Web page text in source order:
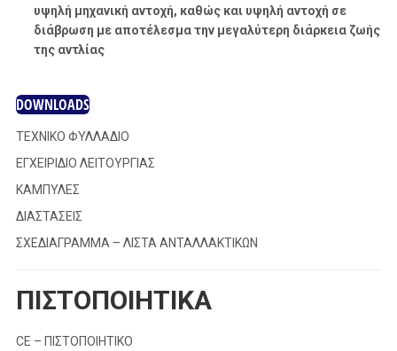
υψηλή μηχανική αντοχή, καθώς και υψηλή αντοχή σε
διάβρωση με αποτέλεσμα την μεγαλύτερη διάρκεια ζωής
της αντλίας
DOWNLOADS
ΤΕΧΝΙΚΟ ΦΥΛΛΑΔΙΟ
ΕΓΧΕΙΡΙΔΙΟ ΛΕΙΤΟΥΡΓΙΑΣ
ΚΑΜΠΥΛΕΣ
ΔΙΑΣΤΑΣΕΙΣ
ΣΧΕΔΙΑΓΡΑΜΜΑ – ΛΙΣΤΑ ΑΝΤΑΛΛΑΚΤΙΚΩΝ
ΠΙΣΤΟΠΟΙΗΤΙΚΑ
CE – ΠΙΣΤΟΠΟΙΗΤΙΚΟ